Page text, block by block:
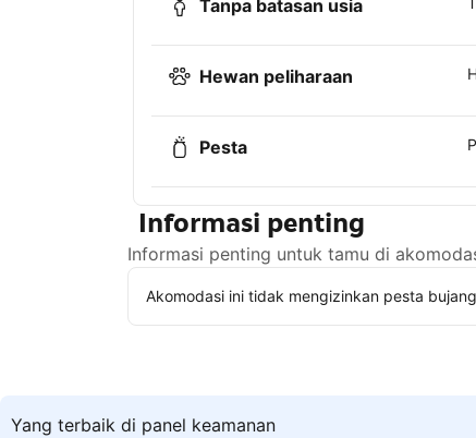
Tanpa batasan usia
Hewan peliharaan
Pesta
Informasi penting
Informasi penting untuk tamu di
Akomodasi ini tidak mengizinkan pesta
Yang terbaik di panel keamanan